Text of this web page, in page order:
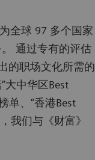
全球 97 多个国家
通过专有的评估
的职场文化所需的
大中华区Best
单、“香港Best
我们与《财富》